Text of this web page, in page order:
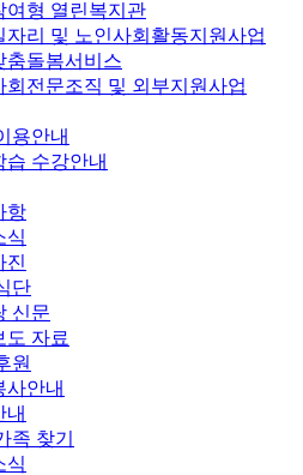
여형 열린복지관
자리 및 노인사회활동지원사업
춤돌봄서비스
회전문조직 및 외부지원사업
용안내
습 수강안내
항
식
진
단
신문
도 자료
원
사안내
내
족 찾기
식